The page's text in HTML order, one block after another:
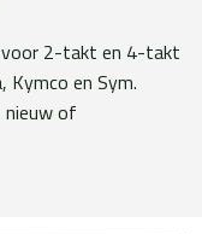
voor 2-takt en 4-takt
Kymco en Sym.
nieuw of